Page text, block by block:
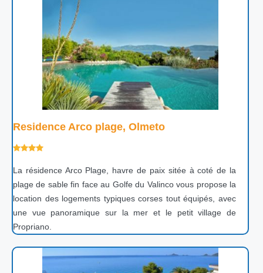
Residence Arco plage, Olmeto
La résidence Arco Plage, havre de paix sitée à coté de la
plage de sable fin face au Golfe du Valinco vous propose la
location des logements typiques corses tout équipés, avec
une vue panoramique sur la mer et le petit village de
Propriano.